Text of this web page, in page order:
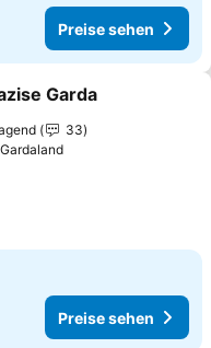
Preise sehen
hinzufügen
Garda
33
Preise sehen